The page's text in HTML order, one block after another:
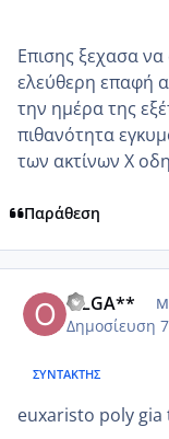
Επισης ξεχασα
ελεύθερη επαφή
την ημέρα της
πιθανότητα
των ακτίνων Χ
Παράθεση
OLGA**
Δημοσίευση
ΣΥΝΤΆΚΤΗΣ
euxaristo poly gia